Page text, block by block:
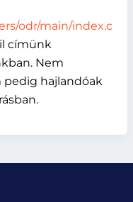
odr/main/index.c
címünk
Nem
pedig hajlandóak